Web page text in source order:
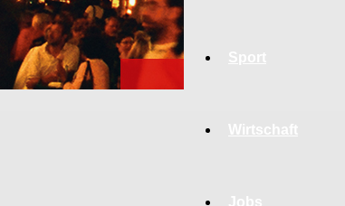
Wirtschaft
Jobs